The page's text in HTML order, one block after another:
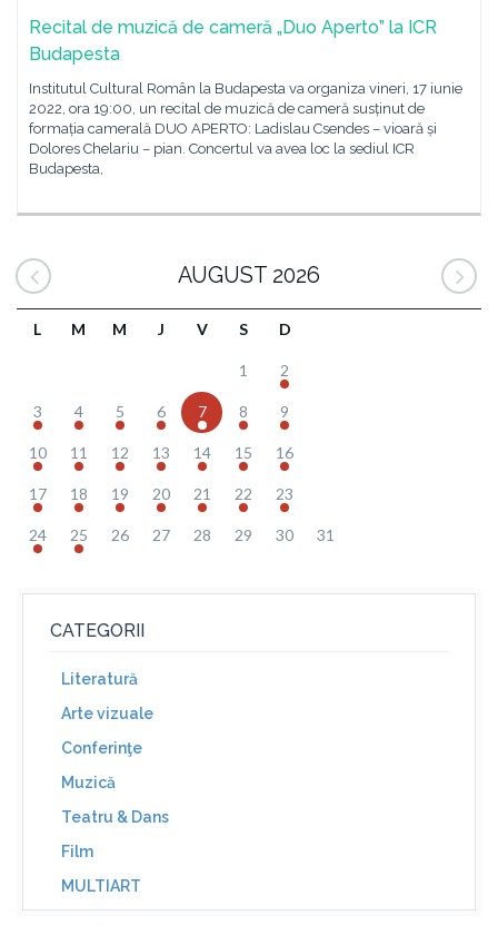
Recital de muzică de cameră „Duo Aperto” la ICR
Budapesta
Institutul Cultural Român la Budapesta va organiza vineri, 17 iunie
2022, ora 19:00, un recital de muzică de cameră susținut de
formația camerală DUO APERTO: Ladislau Csendes – vioară și
Dolores Chelariu – pian. Concertul va avea loc la sediul ICR
Budapesta,
AUGUST 2026
L M M J V S D
1 2
3 4 5 6 7 8 9
10 11 12 13 14 15 16
17 18 19 20 21 22 23
24 25 26 27 28 29 30 31
CATEGORII
Literatură
Arte vizuale
Conferinţe
Muzică
Teatru & Dans
Film
MULTIART